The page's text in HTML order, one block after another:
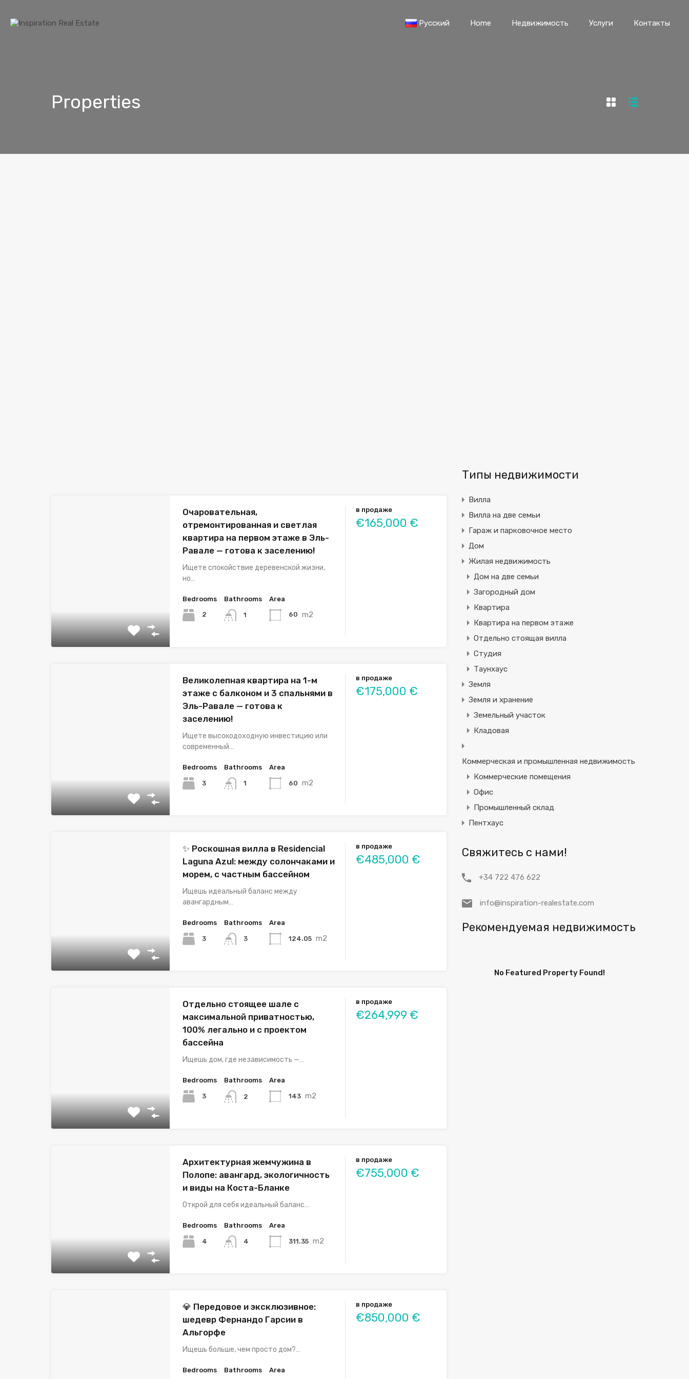
Русский Home Недвижимость Услуги Контакты
Properties
Очаровательная,
отремонтированная и светлая
квартира на первом этаже в Эль-
Равале — готова к заселению!
Ищете спокойствие деревенской жизни,
но…
Bedrooms
2
Bathrooms
1
Area
60 m2
в продаже
€165,000 €
Великолепная квартира на 1-м
этаже с балконом и 3 спальнями в
Эль-Равале — готова к
заселению!
Ищете высокодоходную инвестицию или
современный…
Bedrooms
3
Bathrooms
1
Area
60 m2
в продаже
€175,000 €
✨ Роскошная вилла в Residencial
Laguna Azul: между солончаками и
морем, с частным бассейном
Ищешь идеальный баланс между
авангардным…
Bedrooms
3
Bathrooms
3
Area
124.05 m2
в продаже
€485,000 €
Отдельно стоящее шале с
максимальной приватностью,
100% легально и с проектом
бассейна
Ищешь дом, где независимость —…
Bedrooms
3
Bathrooms
2
Area
143 m2
в продаже
€264,999 €
Архитектурная жемчужина в
Полопе: авангард, экологичность
и виды на Коста-Бланке
Открой для себя идеальный баланс…
Bedrooms
4
Bathrooms
4
Area
311.35 m2
в продаже
€755,000 €
💎 Передовое и эксклюзивное:
шедевр Фернандо Гарсии в
Альгорфе
Ищешь больше, чем просто дом?…
Bedrooms Bathrooms Area
в продаже
€850,000 €
Типы недвижимости
Вилла
Вилла на две семьи
Гараж и парковочное место
Дом
Жилая недвижимость
Дом на две семьи
Загородный дом
Квартира
Квартира на первом этаже
Отдельно стоящая вилла
Студия
Таунхаус
Земля
Земля и хранение
Земельный участок
Кладовая
Коммерческая и промышленная недвижимость
Коммерческие помещения
Офис
Промышленный склад
Пентхаус
Свяжитесь с нами!
+34 722 476 622
info@inspiration-realestate.com
Рекомендуемая недвижимость
No Featured Property Found!